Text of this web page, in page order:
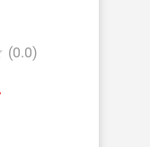
(0.0)